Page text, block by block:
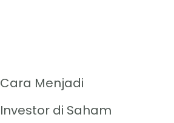
Cara Menjadi
Investor di Saham